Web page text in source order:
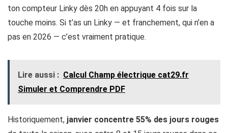
ton compteur Linky dès 20h en appuyant 4 fois sur la
touche moins. Si t’as un Linky — et franchement, qui n’en a
pas en 2026 — c’est vraiment pratique.
Lire aussi : Calcul Champ électrique cat29.fr​
Simuler et Comprendre PDF
Historiquement, janvier concentre 55% des jours rouges